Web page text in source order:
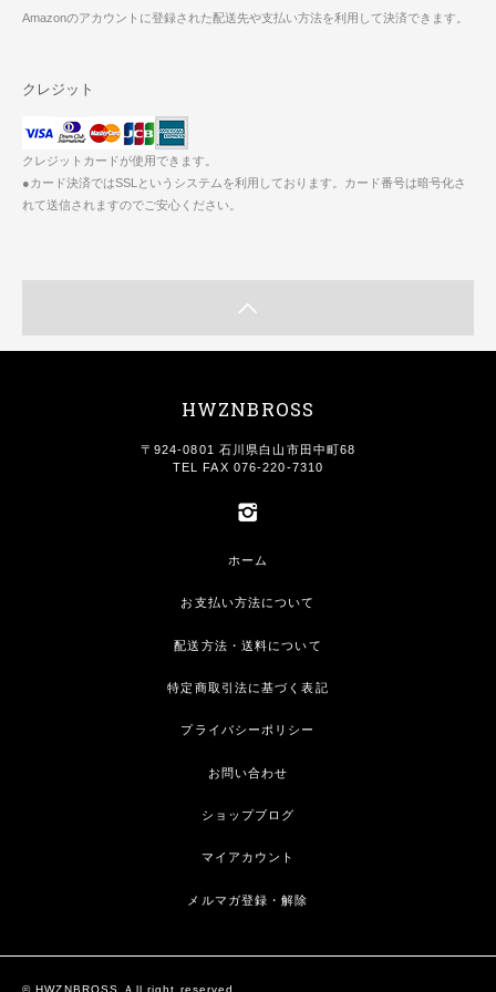
Amazonのアカウントに登録された配送先や支払い方法を利用して決済できます。
クレジット
クレジットカードが使用できます。
●カード決済ではSSLというシステムを利用しております。カード番号は暗号化さ
れて送信されますのでご安心ください。
HWZNBROSS
〒924-0801 石川県白山市田中町68
TEL FAX 076-220-7310
ホーム
お支払い方法について
配送方法・送料について
特定商取引法に基づく表記
プライバシーポリシー
お問い合わせ
ショップブログ
マイアカウント
メルマガ登録・解除
© HWZNBROSS Ａll right reserved